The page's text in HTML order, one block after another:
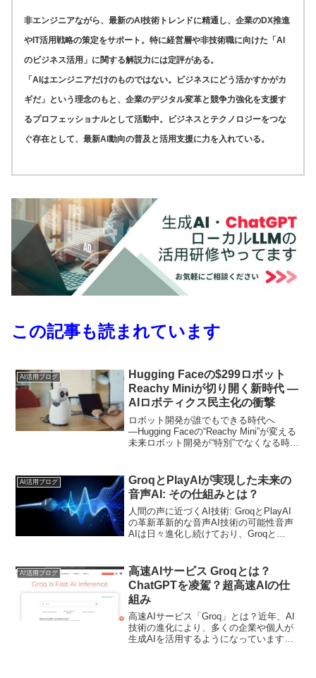
非エンジニアながら、最新のAI技術トレンドに精通し、企業のDX推進
やIT活用戦略の策定をサポート。特に経営層や非技術職に向けた「AI
のビジネス活用」に関する解説力には定評がある。
「AIはエンジニアだけのものではない。ビジネスにどう活かすかがカ
ギだ」という理念のもと、企業のデジタル変革と競争力強化を支援す
るプロフェッショナルとして活動中。ビジネスとテクノロジーをつな
ぐ存在として、最新AI動向の普及と活用支援に力を入れている。
この記事も読まれています
AI活用ブログ
Hugging Faceの$299ロボット
Reachy Miniが切り開く新時代 ―
AIロボティクス民主化の衝撃
ロボット開発が誰でもできる時代へ
―Hugging Faceの“Reachy Mini”が変える
未来ロボット開発が“特別”でなくなる時代
うイメージを持つ方も多いでしょう。...
AI活用ブログ
GroqとPlayAIが実現した未来の
音声AI: その仕組みとは？
人間の声に近づくAI技術: GroqとPlayAI
の革新革新的な音声AI技術の可能性音声
AIは日々進化し続けており、Groqと
す。本記事では、この2社が共同開発した
音...
AI活用ブログ
高速AIサービス Groqとは？
ChatGPTを凌駕？超高速AIの仕
組み
高速AIサービス「Groq」とは？近年、AI
技術の進化により、多くの企業や個人が
生成AIを活用するようになっています。